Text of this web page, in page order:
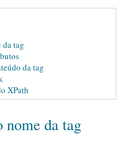
da tag
da tag
XPath
nome da tag